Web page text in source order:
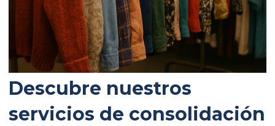
Descubre nuestros
servicios de consolidación